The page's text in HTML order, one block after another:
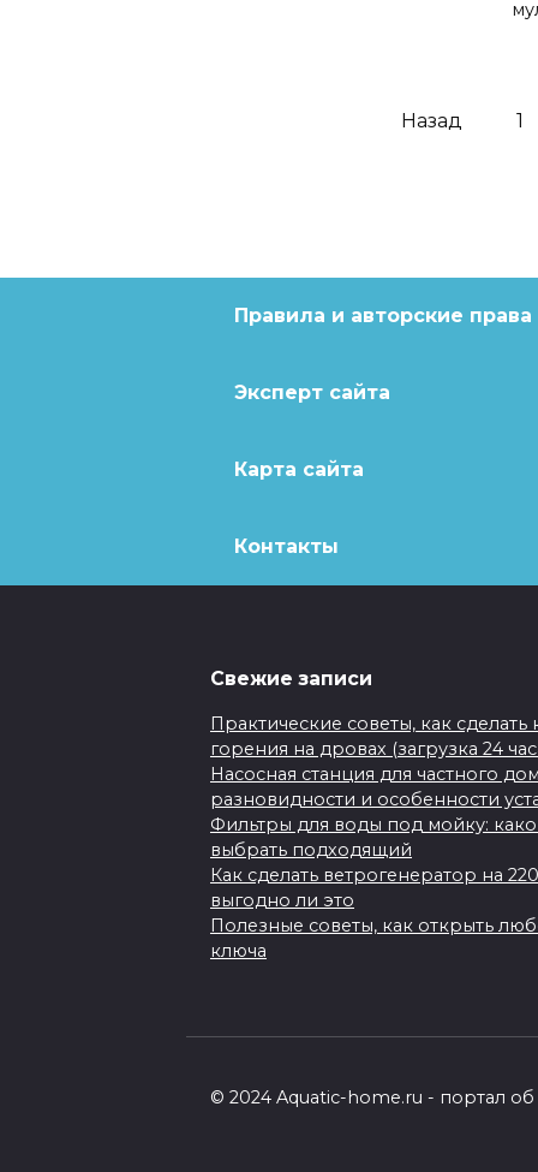
Назад 1
Правила и авторские права
Эксперт сайта
Карта сайта
Контакты
Свежие записи
Практические советы, как
горения на дровах (загрузка 24
Насосная станция для частного
разновидности и особенности
Фильтры для воды под мойку:
выбрать подходящий
Как сделать ветрогенератор на
выгодно ли это
Полезные советы, как открыть
ключа
© 2024 Aquatic-home.ru - портал